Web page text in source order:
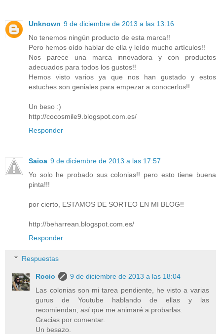
Unknown 9 de diciembre de 2013 a las 13:16
No tenemos ningún producto de esta marca!!
Pero hemos oído hablar de ella y leído mucho artículos!!
Nos parece una marca innovadora y con productos
adecuados para todos los gustos!!
Hemos visto varios ya que nos han gustado y estos
estuches son geniales para empezar a conocerlos!!
Un beso :)
http://cocosmile9.blogspot.com.es/
Responder
Saioa 9 de diciembre de 2013 a las 17:57
Yo solo he probado sus colonias!! pero esto tiene buena
pinta!!!
por cierto, ESTAMOS DE SORTEO EN MI BLOG!!
http://beharrean.blogspot.com.es/
Responder
Respuestas
Rocio
9 de diciembre de 2013 a las 18:04
Las colonias son mi tarea pendiente, he visto a varias
gurus de Youtube hablando de ellas y las
recomiendan, así que me animaré a probarlas.
Gracias por comentar.
Un besazo.